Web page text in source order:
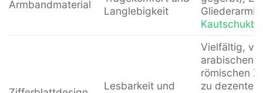
Armbandmaterial
Langlebigkeit
Lesbarkeit und
Vielfältig,
arabischen
römischen
zu dezenten